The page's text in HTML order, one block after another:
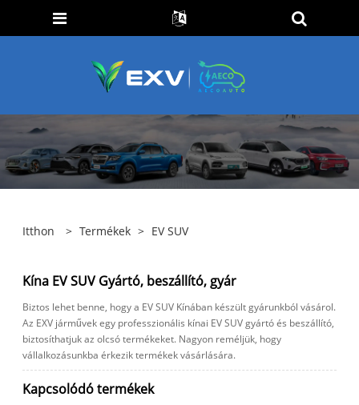
Itthon > Termékek > EV SUV
Kína EV SUV Gyártó, beszállító, gyár
Biztos lehet benne, hogy a EV SUV Kínában készült gyárunkból vásárol.
Az EXV járművek egy professzionális kínai EV SUV gyártó és beszállító,
biztosíthatjuk az olcsó termékeket. Nagyon reméljük, hogy
vállalkozásunkba érkezik termékek vásárlására.
Kapcsolódó termékek